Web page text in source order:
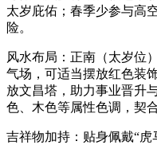
太岁庇佑；春季少参与高
险。
风水布局：正南（太岁位
气场，可适当摆放红色装
放文昌塔，助力事业晋升
色、木色等属性色调，契
吉祥物加持：贴身佩戴“